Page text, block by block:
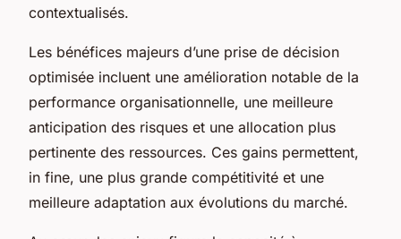
contextualisés.
Les bénéfices majeurs d’une prise de décision
optimisée incluent une amélioration notable de la
performance organisationnelle, une meilleure
anticipation des risques et une allocation plus
pertinente des ressources. Ces gains permettent,
in fine, une plus grande compétitivité et une
meilleure adaptation aux évolutions du marché.